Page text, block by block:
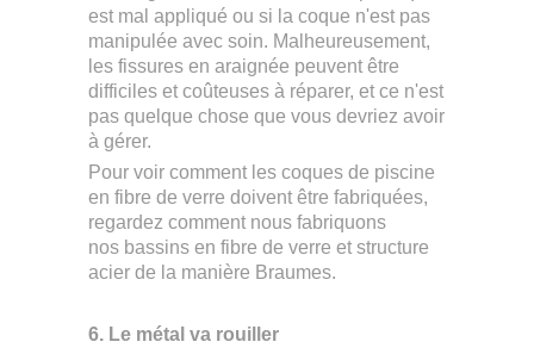
est mal appliqué ou si la coque n'est pas
manipulée avec soin. Malheureusement,
les fissures en araignée peuvent être
difficiles et coûteuses à réparer, et ce n'est
pas quelque chose que vous devriez avoir
à gérer.
Pour voir comment les coques de piscine
en fibre de verre doivent être fabriquées,
regardez comment nous fabriquons
nos bassins en fibre de verre et structure
acier de la manière Braumes.
6. Le métal va rouiller